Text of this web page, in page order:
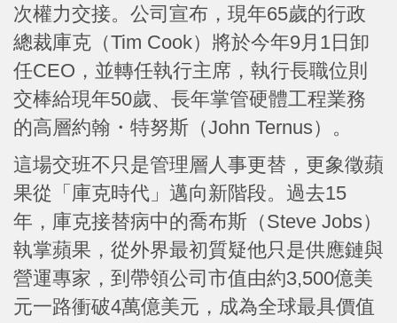
次權力交接。公司宣布，現年65歲的行政
總裁庫克（Tim Cook）將於今年9月1日卸
任CEO，並轉任執行主席，執行長職位則
交棒給現年50歲、長年掌管硬體工程業務
的高層約翰・特努斯（John Ternus）。
這場交班不只是管理層人事更替，更象徵蘋
果從「庫克時代」邁向新階段。過去15
年，庫克接替病中的喬布斯（Steve Jobs）
執掌蘋果，從外界最初質疑他只是供應鏈與
營運專家，到帶領公司市值由約3,500億美
元一路衝破4萬億美元，成為全球最具價值